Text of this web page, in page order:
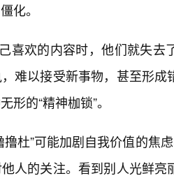
化。
喜欢的内容时，他们就失
难以接受新事物，甚至形
形的“精神枷锁”。
撸杜”可能加剧自我价值的焦
人的关注。看到别人光鲜